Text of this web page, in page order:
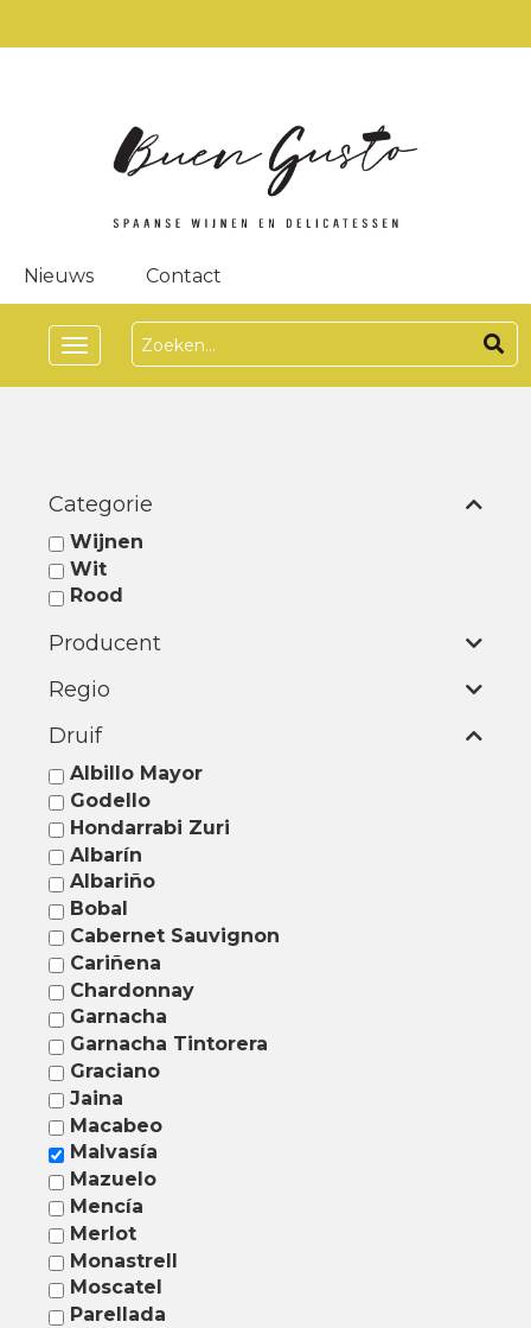
Nieuws Contact
Toggle
Categorie
Wijnen
Wit
Rood
Producent
Regio
Druif
Albillo Mayor
Godello
Hondarrabi Zuri
Albarín
Albariño
Bobal
Cabernet Sauvignon
Cariñena
Chardonnay
Garnacha
Garnacha Tintorera
Graciano
Jaina
Macabeo
Malvasía
Mazuelo
Mencía
Merlot
Monastrell
Moscatel
Parellada